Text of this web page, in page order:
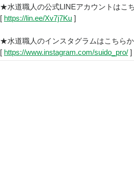
★水道職人の公式LINEアカウントはこ
[ https://lin.ee/Xv7j7Ku ]
★水道職人のインスタグラムはこちらか
[ https://www.instagram.com/suido_pro/ ]